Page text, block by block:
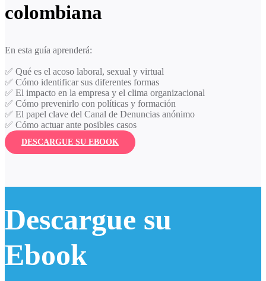
colombiana
En esta guía aprenderá:
✅ Qué es el acoso laboral, sexual y virtual
✅ Cómo identificar sus diferentes formas
✅ El impacto en la empresa y el clima organizacional
✅ Cómo prevenirlo con políticas y formación
✅ El papel clave del Canal de Denuncias anónimo
✅ Cómo actuar ante posibles casos
DESCARGUE SU EBOOK
Descargue su
Ebook